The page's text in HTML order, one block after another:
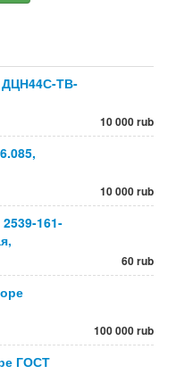
ДЦН44С-ТВ-
10 000 rub
10 000 rub
161-
60 rub
100 000 rub
ГОСТ